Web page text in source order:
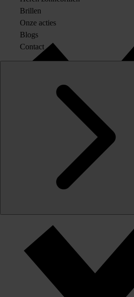
Originele merkglazen op sterkte
Brillen
Onze acties
Blogs
Contact